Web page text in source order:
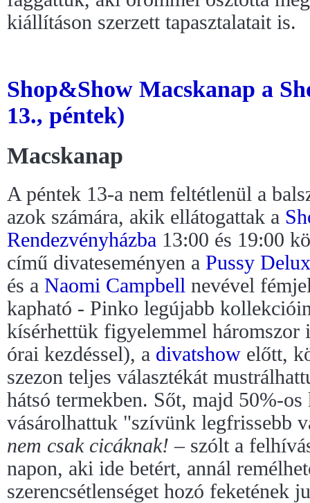
kiállításon szerzett tapasztalatait is.
Shop&Show Macskanap a
13., péntek)
Macskanap
A péntek 13-a nem feltétlenül a
azok számára, akik ellátogattak a
Rendezvényházba 13:00 és 19:00
című divateseményen a Pussy
és a Naomi Campbell nevével
kapható - Pinko legújabb
kísérhettük figyelemmel háromszor
órai kezdéssel), a divatshow előtt,
szezon teljes választékát
hátsó termekben. Sőt, majd 50%-
vásárolhattuk "szívünk legfrissebb
nem csak cicáknak! – szólt a
napon, aki ide betért, annál
szerencsétlenséget hozó feketének